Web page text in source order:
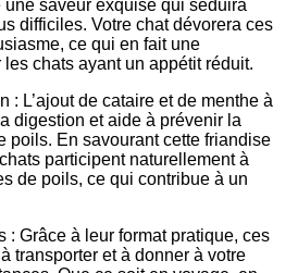
saveur exquise qui séduira
difficiles. Votre chat dévorera ces
ce qui en fait une
chats ayant un appétit réduit.
: L’ajout de cataire et de menthe à
digestion et aide à prévenir la
poils. En savourant cette friandise
participent naturellement à
de poils, ce qui contribue à un
: Grâce à leur format pratique, ces
transporter et à donner à votre